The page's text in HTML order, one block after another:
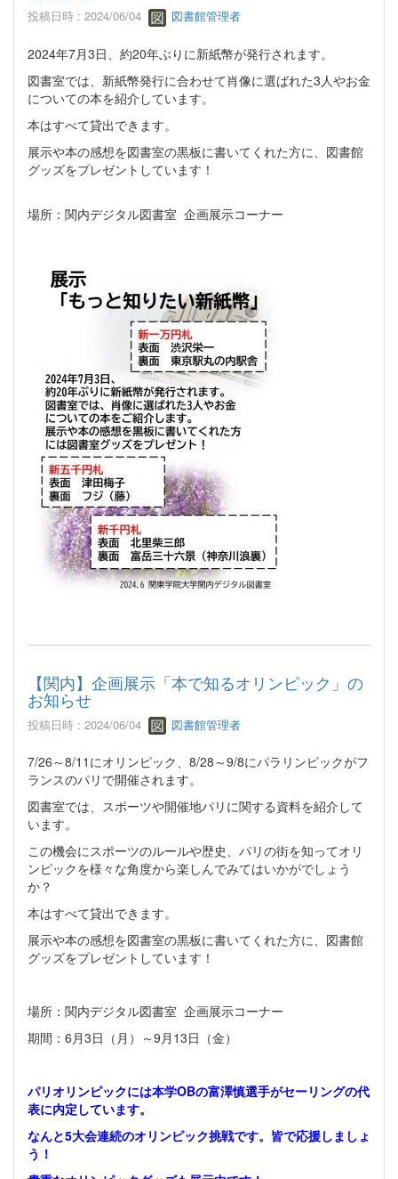
投稿日時 : 2024/06/04 図書館管理者
2024年7月3日、約20年ぶりに新紙幣が発行されます。
図書室では、新紙幣発行に合わせて肖像に選ばれた3人やお金
についての本を紹介しています。
本はすべて貸出できます。
展示や本の感想を図書室の黒板に書いてくれた方に、図書館
グッズをプレゼントしています！
場所：関内デジタル図書室 企画展示コーナー
【関内】企画展示「本で知るオリンピック」の
お知らせ
投稿日時 : 2024/06/04 図書館管理者
7/26～8/11にオリンピック、8/28～9/8にパラリンピックがフ
ランスのパリで開催されます。
図書室では、スポーツや開催地パリに関する資料を紹介して
います。
この機会にスポーツのルールや歴史、パリの街を知ってオリ
ンピックを様々な角度から楽しんでみてはいかがでしょう
か？
本はすべて貸出できます。
展示や本の感想を図書室の黒板に書いてくれた方に、図書館
グッズをプレゼントしています！
場所：関内デジタル図書室 企画展示コーナー
期間：6月3日（月）～9月13日（金）
パリオリンピックには本学OBの富澤慎選手がセーリングの代
表に内定しています。
なんと5大会連続のオリンピック挑戦です。皆で応援しましょ
う！